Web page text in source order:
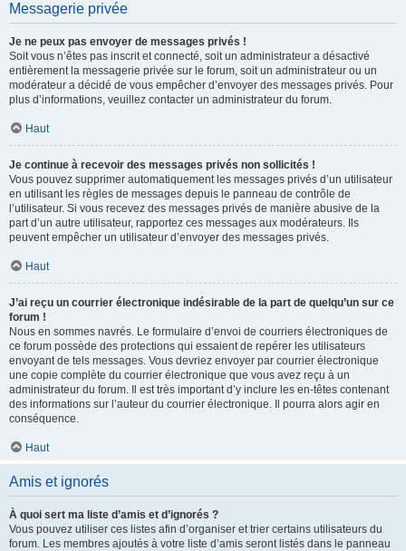
Messagerie privée
Je ne peux pas envoyer de messages privés !
Soit vous n’êtes pas inscrit et connecté, soit un administrateur a désactivé
entièrement la messagerie privée sur le forum, soit un administrateur ou un
modérateur a décidé de vous empêcher d’envoyer des messages privés. Pour
plus d’informations, veuillez contacter un administrateur du forum.
Haut
Je continue à recevoir des messages privés non sollicités !
Vous pouvez supprimer automatiquement les messages privés d’un utilisateur
en utilisant les règles de messages depuis le panneau de contrôle de
l’utilisateur. Si vous recevez des messages privés de manière abusive de la
part d’un autre utilisateur, rapportez ces messages aux modérateurs. Ils
peuvent empêcher un utilisateur d’envoyer des messages privés.
Haut
J’ai reçu un courrier électronique indésirable de la part de quelqu’un sur ce
forum !
Nous en sommes navrés. Le formulaire d’envoi de courriers électroniques de
ce forum possède des protections qui essaient de repérer les utilisateurs
envoyant de tels messages. Vous devriez envoyer par courrier électronique
une copie complète du courrier électronique que vous avez reçu à un
administrateur du forum. Il est très important d’y inclure les en-têtes contenant
des informations sur l’auteur du courrier électronique. Il pourra alors agir en
conséquence.
Haut
Amis et ignorés
À quoi sert ma liste d’amis et d’ignorés ?
Vous pouvez utiliser ces listes afin d’organiser et trier certains utilisateurs du
forum. Les membres ajoutés à votre liste d’amis seront listés dans le panneau